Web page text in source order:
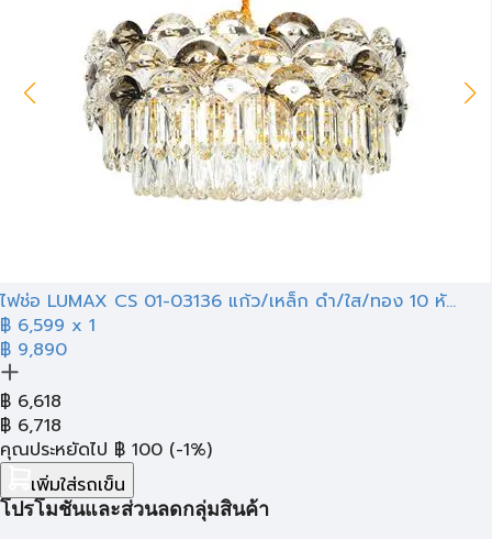
ไฟช่อ LUMAX CS 01-03136 แก้ว/เหล็ก ดำ/ใส/ทอง 10 หั...
฿ 6,599 x 1
฿ 9,890
฿ 6,618
฿ 6,718
คุณประหยัดไป ฿ 100 (-1%)
เพิ่มใส่รถเข็น
โปรโมชั่นและส่วนลดกลุ่มสินค้า